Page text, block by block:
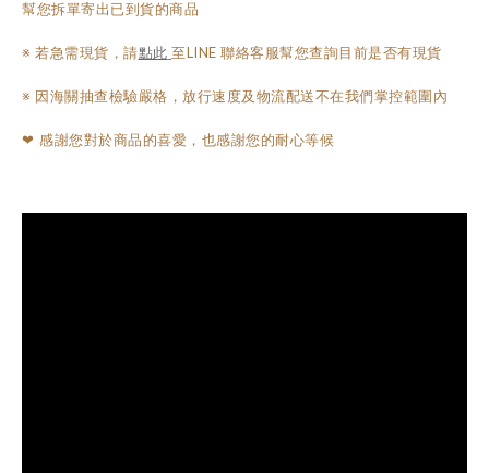
幫您拆單寄出已到貨的商品
※ 若急需現貨，請點此 至LINE 聯絡客服幫您查詢目前是否有現貨
※ 因海關抽查檢驗嚴格，放行速度及物流配送不在我們掌控範圍內
❤︎ 感謝您對於商品的喜愛，也感謝您的耐心等候